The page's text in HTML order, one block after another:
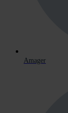
Amager